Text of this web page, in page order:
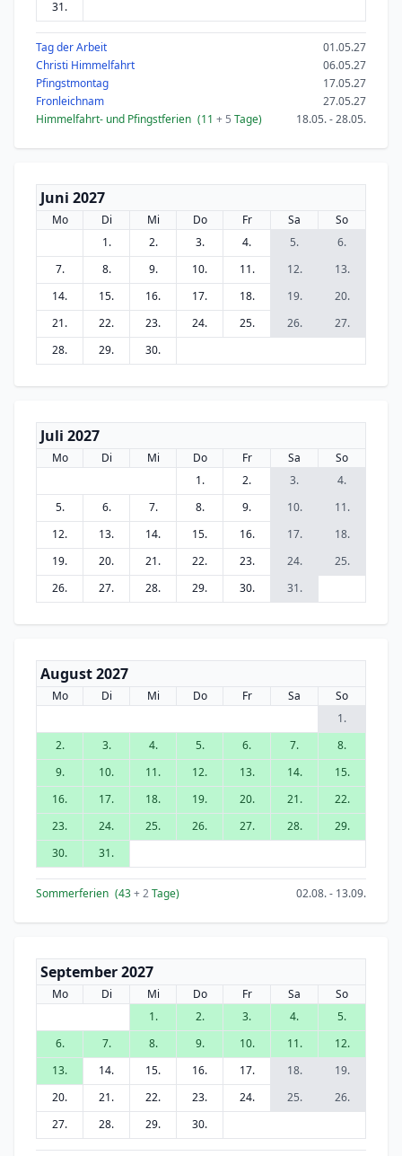
31.
Tag der Arbeit
01.05.27
Christi Himmelfahrt
06.05.27
Pfingstmontag
17.05.27
Fronleichnam
27.05.27
Himmelfahrt- und Pfingstferien (11 + 5 Tage) 18.05. - 28.05.
Juni 2027
Mo Di Mi Do Fr Sa
So
1.
2. 3. 4. 5.
6.
7.
8. 9. 10. 11. 12.
13.
14.
15. 16. 17. 18. 19.
20.
21.
22. 23. 24. 25. 26.
27.
28.
29. 30.
Juli 2027
Mo Di Mi Do Fr Sa
So
1.
2. 3.
4.
5.
6. 7. 8. 9. 10.
11.
12.
13. 14. 15. 16. 17.
18.
19.
20. 21. 22. 23. 24.
25.
26.
27. 28. 29. 30. 31.
August 2027
Mo Di Mi Do Fr Sa
So
1.
2.
3. 4. 5. 6. 7.
8.
9.
10. 11. 12. 13. 14.
15.
16.
17. 18. 19. 20. 21.
22.
23.
24. 25. 26. 27. 28.
29.
30.
31.
Sommerferien (43+ 2Tage) 02.08. - 13.09.
September 2027
Mo Di Mi Do Fr Sa
So
1.
2. 3. 4.
5.
6.
7. 8. 9. 10. 11.
12.
13.
14. 15. 16. 17. 18.
19.
20.
21. 22. 23. 24. 25.
26.
27.
28. 29. 30.